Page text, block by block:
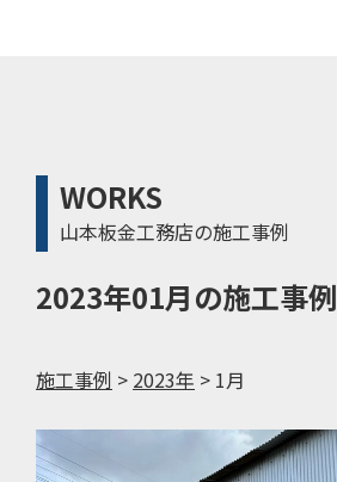
WORKS
山本板金工務店の施工事例
2023年01月の施工事例
施工事例 > 2023年 > 1月